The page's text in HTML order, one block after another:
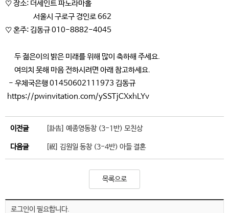
♡ 장소: 더세인트 파노라마홀
서울시 구로구 경인로 662
♡ 혼주: 김동규 010-8882-4045
두 젊은이의 밝은 미래를 위해 많이 축하해 주세요.
여의치 못해 마음 전하시려면 아래 참고하세요.
- 우체국은행 01450602111973 김동규
https://pwinvitation.com/ySSTjCXxhLYv
이전글 [訃告] 예종영동창 (3-1반) 모친상
다음글 [祝] 김원일 동창 (3-4반) 아들 결혼
목록으로
로그인이 필요합니다.